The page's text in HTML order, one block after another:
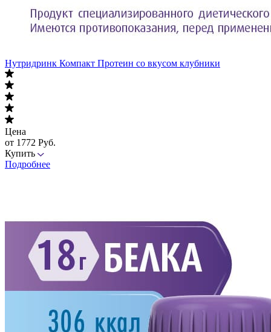
Нутридринк Компакт Протеин со вкусом клубники
Цена
от 1772 Руб.
Купить
Подробнее